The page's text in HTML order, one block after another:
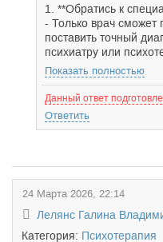
1. **Обратись к
- Только врач сможет
поставить точный
психиатру или
Показать полностью
Данный ответ
Ответить
24 Марта 2026, 22:14
Лелянс Галина
Категория: Психотерапия